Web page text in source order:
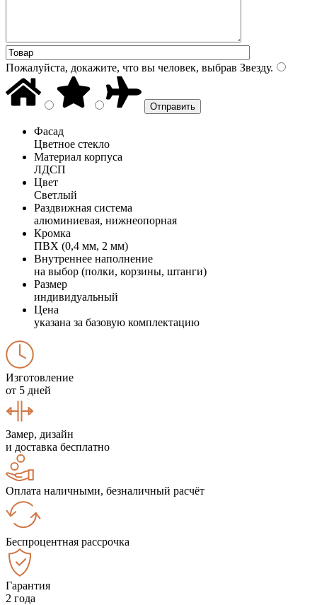
Пожалуйста, докажите, что вы человек, выбрав Звезду.
Фасад
Цветное стекло
Материал корпуса
ЛДСП
Цвет
Светлый
Раздвижная система
алюминиевая, нижнеопорная
Кромка
ПВХ (0,4 мм, 2 мм)
Внутреннее наполнение
на выбор (полки, корзины, штанги)
Размер
индивидуальный
Цена
указана за базовую комплектацию
Изготовление
от 5 дней
Замер, дизайн
и доставка бесплатно
Оплата наличными, безналичный расчёт
Беспроцентная рассрочка
Гарантия
2 года